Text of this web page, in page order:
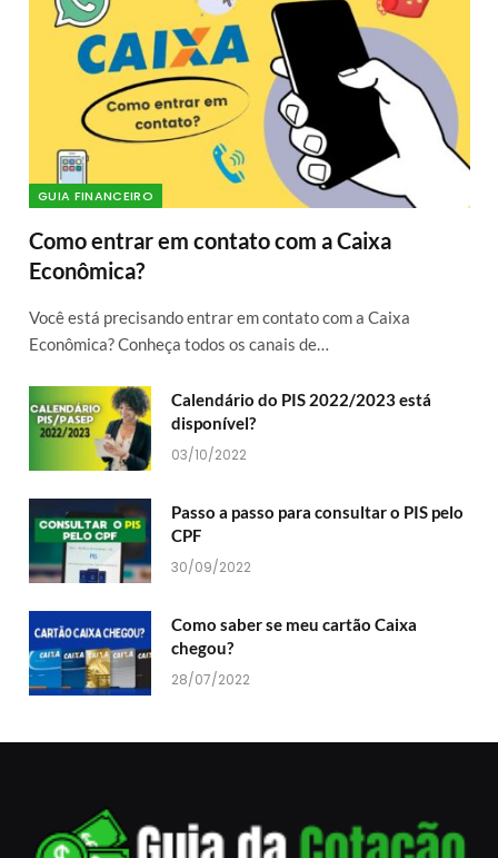
GUIA FINANCEIRO
Como entrar em contato com a Caixa
Econômica?
Você está precisando entrar em contato com a Caixa
Econômica? Conheça todos os canais de…
Calendário do PIS 2022/2023 está
disponível?
03/10/2022
Passo a passo para consultar o PIS pelo
CPF
30/09/2022
Como saber se meu cartão Caixa
chegou?
28/07/2022